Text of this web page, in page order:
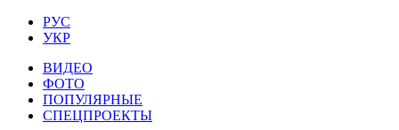
РУС
УКР
ВИДЕО
ФОТО
ПОПУЛЯРНЫЕ
СПЕЦПРОЕКТЫ